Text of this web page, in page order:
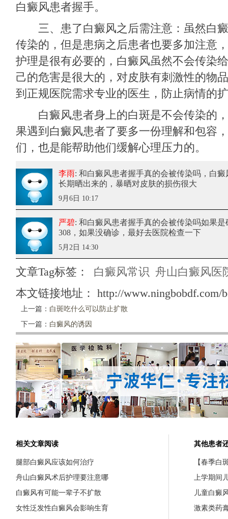
白癜风患者握手。
三、患了白癜风之后需注意：虽然白癜
传染的，但是患病之后患者也要多加注意
护理是很有必要的，白癜风虽然不会传染
己的危害是很大的，对皮肤有刺激性的物
到正规医院需求专业的医生，防止病情的
白癜风患者身上的白斑是不会传染的，
果遇到白癜风患者了要多一份理解和包容
们，也是能帮助他们缓解心理压力的。
李雨: 和白癜风患者握手真的会被传染吗，白癜
长期晒出来的，暴晒对皮肤的损伤很大
9月6日 10:17
严碧: 和白癜风患者握手真的会被传染吗如果是
308，如果没确诊，最好去医院检查一下
5月2日 14:30
文章Tag标签： 白癜风常识 舟山白癜风医
本文链接地址： http://www.ningbobdf.com/
上一篇： 白斑吃什么可以防止扩散
下一篇： 白癜风的诱因
相关文章阅读
腿部白癜风应该如何治疗
舟山白癜风术后护理要注意哪
白癜风有可能一辈子不扩散
女性泛发性白癜风会影响生育
其他患者
【春季白
上学期间
儿童白癜
激素类药